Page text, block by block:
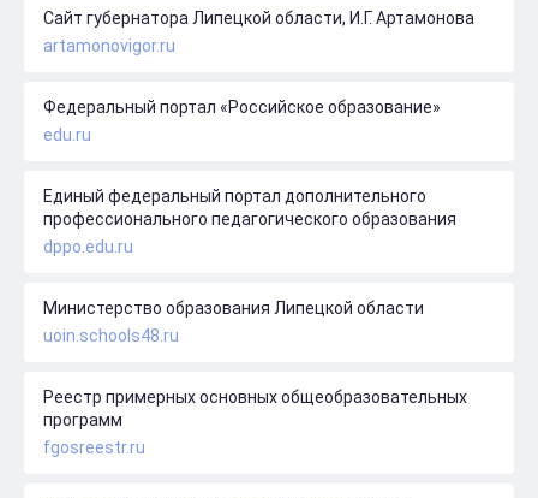
Сайт губернатора Липецкой области, И.Г. Артамонова
artamonovigor.ru
Федеральный портал «Российское образование»
edu.ru
Единый федеральный портал дополнительного
профессионального педагогического образования
dppo.edu.ru
Министерство образования Липецкой области
uoin.schools48.ru
Реестр примерных основных общеобразовательных
программ
fgosreestr.ru